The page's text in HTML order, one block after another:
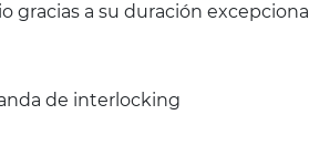
gracias a su duración excepcional
de interlocking